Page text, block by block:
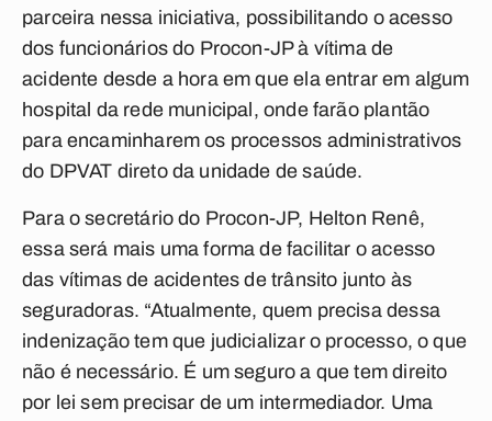
parceira nessa iniciativa, possibilitando o acesso
dos funcionários do Procon-JP à vítima de
acidente desde a hora em que ela entrar em algum
hospital da rede municipal, onde farão plantão
para encaminharem os processos administrativos
do DPVAT direto da unidade de saúde.
Para o secretário do Procon-JP, Helton Renê,
essa será mais uma forma de facilitar o acesso
das vítimas de acidentes de trânsito junto às
seguradoras. “Atualmente, quem precisa dessa
indenização tem que judicializar o processo, o que
não é necessário. É um seguro a que tem direito
por lei sem precisar de um intermediador. Uma